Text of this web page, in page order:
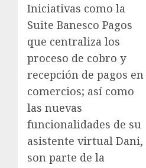
Iniciativas como la
Suite Banesco Pagos
que centraliza los
proceso de cobro y
recepción de pagos en
comercios; así como
las nuevas
funcionalidades de su
asistente virtual Dani,
son parte de la